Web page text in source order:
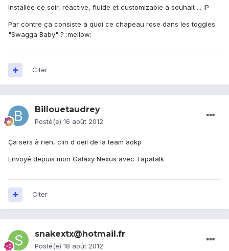
Installée ce soir, réactive, fluide et customizable à souhait ... :P
Par contre ça consiste à quoi ce chapeau rose dans les toggles
"Swagga Baby" ? :mellow:
Citer
Billouetaudrey
Posté(e) 16 août 2012
Ça sers à rien, clin d'oeil de la team aokp
Envoyé depuis mon Galaxy Nexus avec Tapatalk
Citer
snakextx@hotmail.fr
Posté(e) 18 août 2012